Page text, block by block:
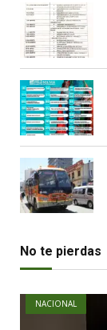
No te pierdas
NACIONAL